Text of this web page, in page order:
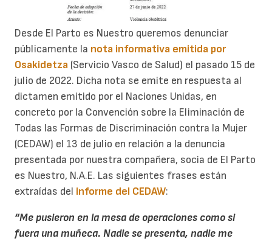
Desde El Parto es Nuestro queremos denunciar
públicamente la nota informativa emitida por
Osakidetza (Servicio Vasco de Salud) el pasado 15 de
julio de 2022. Dicha nota se emite en respuesta al
dictamen emitido por el Naciones Unidas, en
concreto por la Convención sobre la Eliminación de
Todas las Formas de Discriminación contra la Mujer
(CEDAW) el 13 de julio en relación a la denuncia
presentada por nuestra compañera, socia de El Parto
es Nuestro, N.A.E. Las siguientes frases están
extraídas del informe del CEDAW:
“Me pusieron en la mesa de operaciones como si
fuera una muñeca. Nadie se presenta, nadie me